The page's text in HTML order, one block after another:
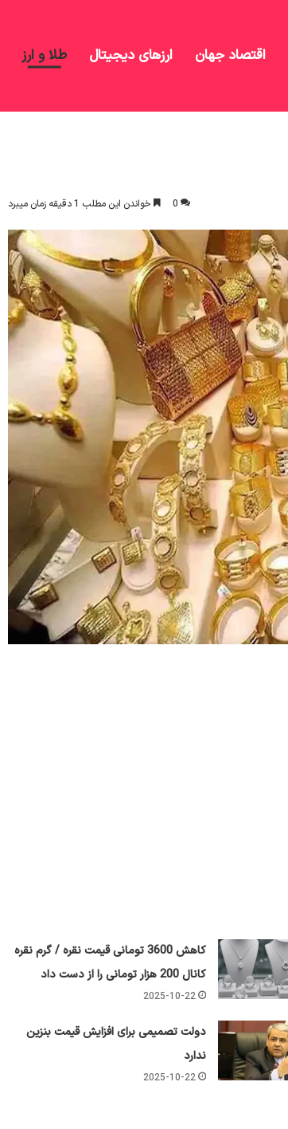
اقتصاد جهان ارزهای دیجیتال طلا و ارز
0 خواندن این مطلب 1 دقیقه زمان میبرد
کاهش 3600 تومانی قیمت نقره / گرم نقره
کانال 200 هزار تومانی را از دست داد
2025-10-22
دولت تصمیمی برای افزایش قیمت بنزین
ندارد
2025-10-22